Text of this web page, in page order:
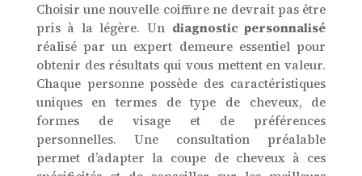
Choisir une nouvelle coiffure ne devrait pas être
pris à la légère. Un diagnostic personnalisé
réalisé par un expert demeure essentiel pour
obtenir des résultats qui vous mettent en valeur.
Chaque personne possède des caractéristiques
uniques en termes de type de cheveux, de
formes de visage et de préférences
personnelles. Une consultation préalable
permet d’adapter la coupe de cheveux à ces